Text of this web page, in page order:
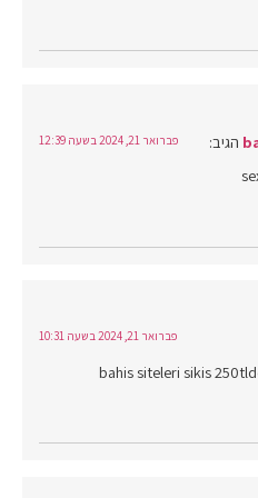
הגיב: פברואר 21, 2024 בשעה 12:39
פברואר 21, 2024 בשעה 10:31
bahis siteleri sikis